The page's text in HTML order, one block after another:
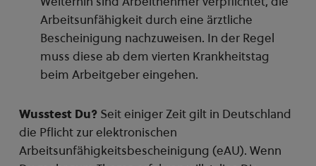
Arbeitsunfähigkeit durch eine ärztliche
Bescheinigung nachzuweisen. In der Regel
muss diese ab dem vierten Krankheitstag
beim Arbeitgeber eingehen.
Wusstest Du?Seit einiger Zeit gilt in Deutschland
die Pflicht zur elektronischen
Arbeitsunfähigkeitsbescheinigung (eAU). Wenn